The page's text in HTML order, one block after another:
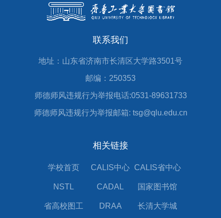
联系我们
地址：山东省济南市长清区大学路3501号
邮编：250353
师德师风违规行为举报电话:0531-89631733
师德师风违规行为举报邮箱: tsg@qlu.edu.cn
相关链接
学校首页 CALIS中心 CALIS省中心
NSTL CADAL 国家图书馆
省高校图工 DRAA 长清大学城